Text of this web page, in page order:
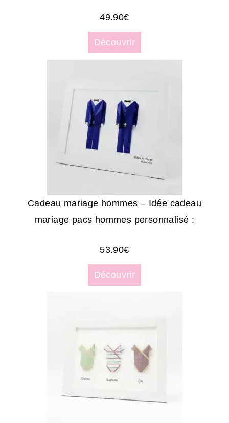
49.90€
Découvrir
Cadeau mariage hommes – Idée cadeau
mariage pacs hommes personnalisé :
53.90€
Découvrir